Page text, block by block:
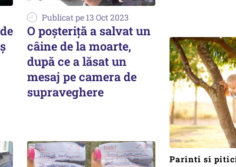
Publicat pe 13 Oct 2023
O poșteriță a salvat un
câine de la moarte,
după ce a lăsat un
mesaj pe camera de
supraveghere
Parinti si